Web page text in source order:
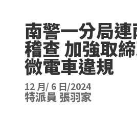
南警一分局
稽查 加強取
微電車違規
12 月/ 6 日/2024
特派員 張羽家